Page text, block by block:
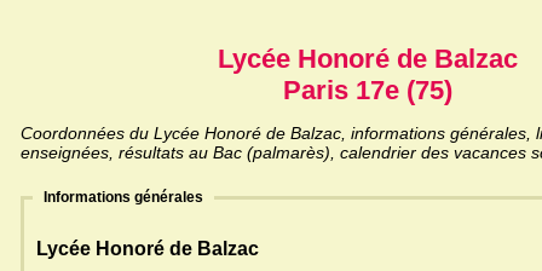
Lycée Honoré de Balzac
Paris 17e (75)
Coordonnées du Lycée Honoré de Balzac, informations générales,
enseignées, résultats au Bac (palmarès), calendrier des vacances
Informations générales
Lycée Honoré de Balzac